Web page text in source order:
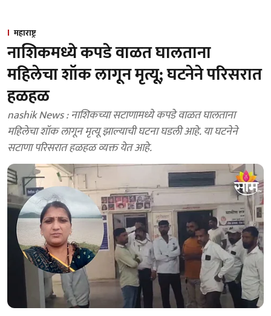
महाराष्ट्र
नाशिकमध्ये कपडे वाळत घालताना
महिलेचा शॉक लागून मृत्यू; घटनेने परिसरात
हळहळ
nashik News : नाशिकच्या सटाणामध्ये कपडे वाळत घालताना
महिलेचा शॉक लागून मृत्यू झाल्याची घटना घडली आहे. या घटनेने
सटाणा परिसरात हळहळ व्यक्त येत आहे.